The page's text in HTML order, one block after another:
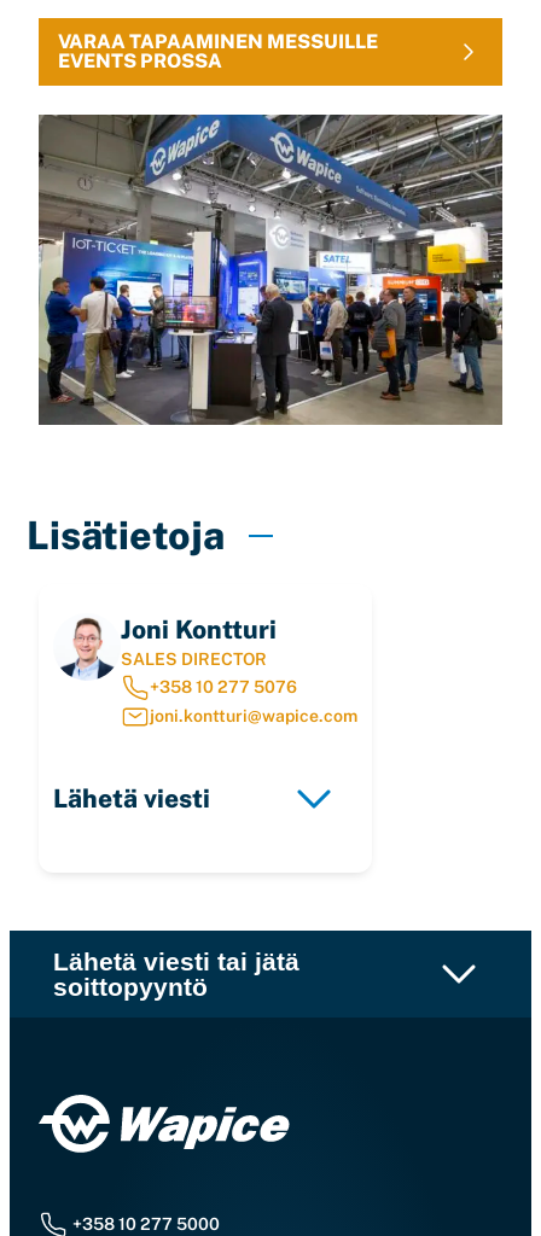
VARAA TAPAAMINEN MESSUILLE
EVENTS PROSSA
Lisätietoja
Joni Kontturi
SALES DIRECTOR
+358 10 277 5076
joni.kontturi@wapice.com
Lähetä viesti
Lähetä viesti tai jätä
soittopyyntö
+358 10 277 5000